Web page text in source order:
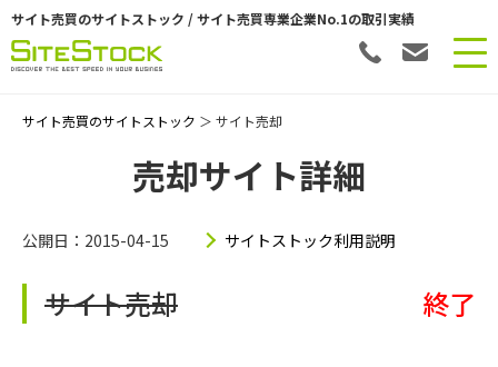
サイト売買のサイトストック / サイト売買専業企業No.1の取引実績
サイト売買のサイトストック ＞ サイト売却
売却サイト詳細
公開日：2015-04-15 サイトストック利用説明
サイト売却 終了